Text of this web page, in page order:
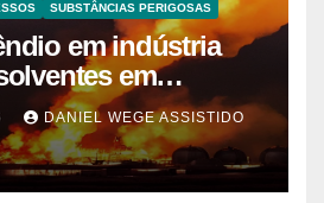
SUBSTÂNCIAS PERIGOSAS
em indústria
em
SP
DANIEL WEGE ASSISTIDO